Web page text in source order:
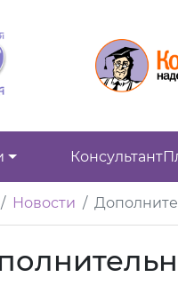
Новости